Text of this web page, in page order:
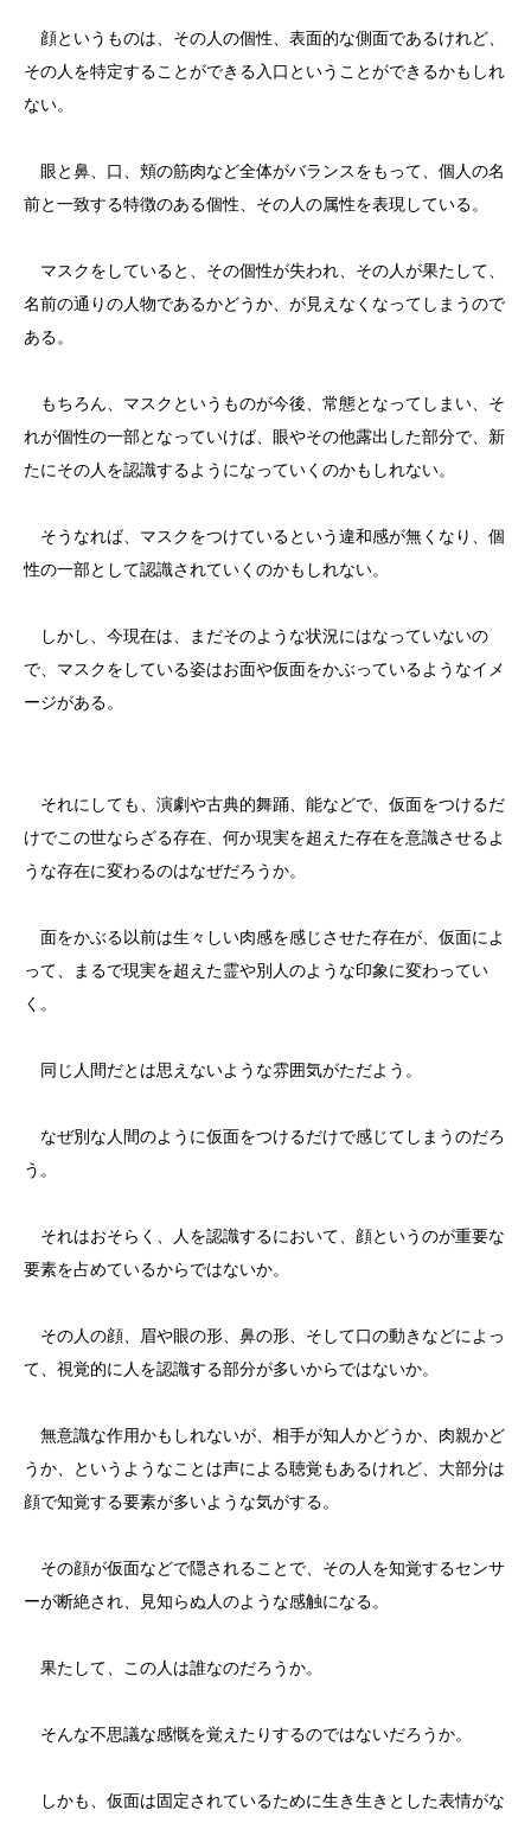
顔というものは、その人の個性、表面的な側面であるけれど、
その人を特定することができる入口ということができるかもしれ
ない。
眼と鼻、口、頬の筋肉など全体がバランスをもって、個人の名
前と一致する特徴のある個性、その人の属性を表現している。
マスクをしていると、その個性が失われ、その人が果たして、
名前の通りの人物であるかどうか、が見えなくなってしまうので
ある。
もちろん、マスクというものが今後、常態となってしまい、そ
れが個性の一部となっていけば、眼やその他露出した部分で、新
たにその人を認識するようになっていくのかもしれない。
そうなれば、マスクをつけているという違和感が無くなり、個
性の一部として認識されていくのかもしれない。
しかし、今現在は、まだそのような状況にはなっていないの
で、マスクをしている姿はお面や仮面をかぶっているようなイメ
ージがある。
それにしても、演劇や古典的舞踊、能などで、仮面をつけるだ
けでこの世ならざる存在、何か現実を超えた存在を意識させるよ
うな存在に変わるのはなぜだろうか。
面をかぶる以前は生々しい肉感を感じさせた存在が、仮面によ
って、まるで現実を超えた霊や別人のような印象に変わってい
く。
同じ人間だとは思えないような雰囲気がただよう。
なぜ別な人間のように仮面をつけるだけで感じてしまうのだろ
う。
それはおそらく、人を認識するにおいて、顔というのが重要な
要素を占めているからではないか。
その人の顔、眉や眼の形、鼻の形、そして口の動きなどによっ
て、視覚的に人を認識する部分が多いからではないか。
無意識な作用かもしれないが、相手が知人かどうか、肉親かど
うか、というようなことは声による聴覚もあるけれど、大部分は
顔で知覚する要素が多いような気がする。
その顔が仮面などで隠されることで、その人を知覚するセンサ
ーが断絶され、見知らぬ人のような感触になる。
果たして、この人は誰なのだろうか。
そんな不思議な感慨を覚えたりするのではないだろうか。
しかも、仮面は固定されているために生き生きとした表情がな